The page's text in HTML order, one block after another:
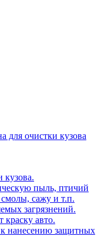
для очистки кузова
кузова.
пыль, птичий
сажу и т.п.
загрязнений.
краску авто.
к нанесению защитных